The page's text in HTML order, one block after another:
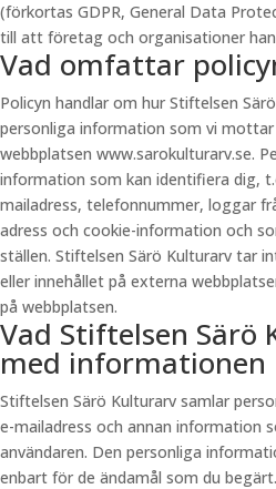
(förkortas GDPR, General Data
till att företag och organisationer
Vad omfattar
Policyn handlar om hur Stiftelsen
personliga information som vi
webbplatsen www.sarokulturarv.se.
information som kan identifiera dig,
mailadress, telefonnummer, loggar
adress och cookie-information och
ställen. Stiftelsen Särö Kulturarv tar
eller innehållet på externa
på webbplatsen.
Vad Stiftelsen Särö
med informationen
Stiftelsen Särö Kulturarv samlar
e-mailadress och annan information
användaren. Den personliga
enbart för de ändamål som du